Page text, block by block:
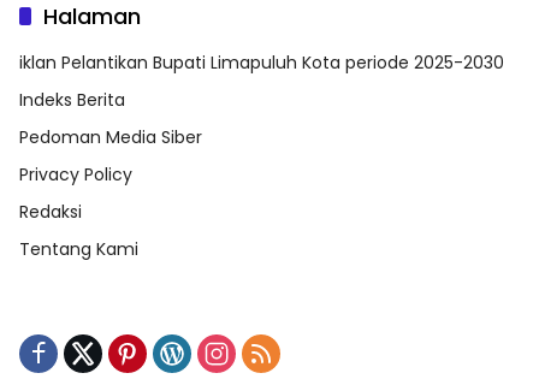
Halaman
iklan Pelantikan Bupati Limapuluh Kota periode 2025-2030
Indeks Berita
Pedoman Media Siber
Privacy Policy
Redaksi
Tentang Kami